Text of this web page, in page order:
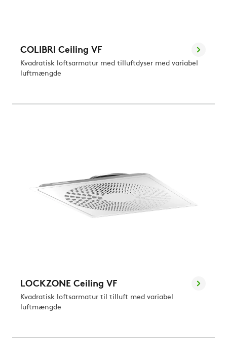
COLIBRI Ceiling VF
Kvadratisk loftsarmatur med tilluftdyser med variabel
luftmængde
LOCKZONE Ceiling VF
Kvadratisk loftsarmatur til tilluft med variabel
luftmængde